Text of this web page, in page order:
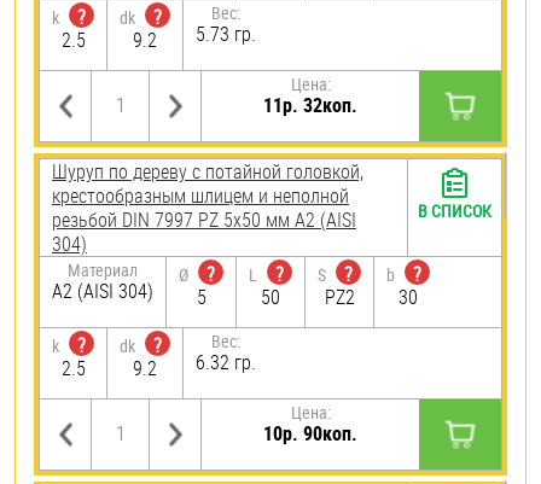
k
?
2.5
dk
?
9.2
Вес:
5.73 гр.
Цена:
11р. 32коп.
Шуруп по дереву с потайной головкой,
крестообразным шлицем и неполной
резьбой DIN 7997 PZ 5х50 мм А2 (AISI
304)
Материал
А2 (AISI 304)
Ø
?
5
L
?
50
S
?
PZ2
b
?
30
k
?
2.5
dk
?
9.2
Вес:
6.32 гр.
Цена:
10р. 90коп.
В СПИСОК